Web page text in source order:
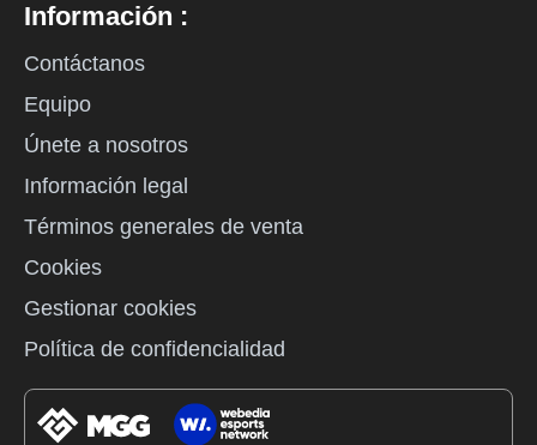
Información :
Contáctanos
Equipo
Únete a nosotros
Información legal
Términos generales de venta
Cookies
Gestionar cookies
Política de confidencialidad